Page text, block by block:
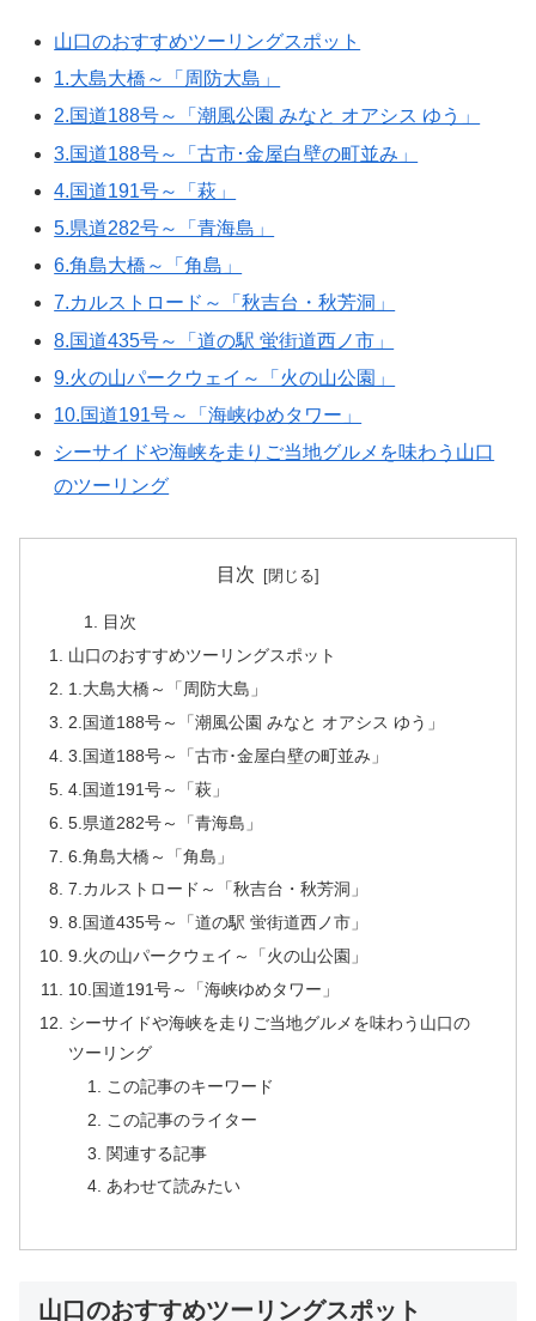
山口のおすすめツーリングスポット
1.大島大橋～「周防大島」
2.国道188号～「潮風公園 みなと オアシス ゆう」
3.国道188号～「古市･金屋白壁の町並み」
4.国道191号～「萩」
5.県道282号～「青海島」
6.角島大橋～「角島」
7.カルストロード～「秋吉台・秋芳洞」
8.国道435号～「道の駅 蛍街道西ノ市」
9.火の山パークウェイ～「火の山公園」
10.国道191号～「海峡ゆめタワー」
シーサイドや海峡を走りご当地グルメを味わう山口
のツーリング
目次
目次
山口のおすすめツーリングスポット
1.大島大橋～「周防大島」
2.国道188号～「潮風公園 みなと オアシス ゆう」
3.国道188号～「古市･金屋白壁の町並み」
4.国道191号～「萩」
5.県道282号～「青海島」
6.角島大橋～「角島」
7.カルストロード～「秋吉台・秋芳洞」
8.国道435号～「道の駅 蛍街道西ノ市」
9.火の山パークウェイ～「火の山公園」
10.国道191号～「海峡ゆめタワー」
シーサイドや海峡を走りご当地グルメを味わう山口の
ツーリング
この記事のキーワード
この記事のライター
関連する記事
あわせて読みたい
山口のおすすめツーリングスポット